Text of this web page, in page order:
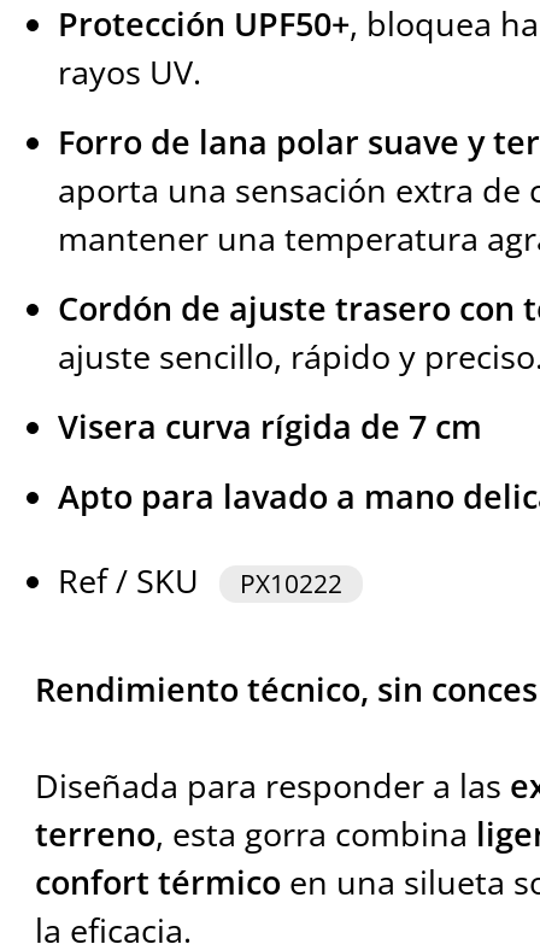
Protección UPF50+, bloquea
rayos UV.
Forro de lana polar suave y
aporta una sensación extra de
mantener una temperatura
Cordón de ajuste trasero con
ajuste sencillo, rápido y
Visera curva rígida de 7 cm
Apto para lavado a mano
Ref / SKU
PX10222
Rendimiento técnico, sin
Diseñada para responder a las
terreno, esta gorra combina
confort térmicoen una silueta
la eficacia.